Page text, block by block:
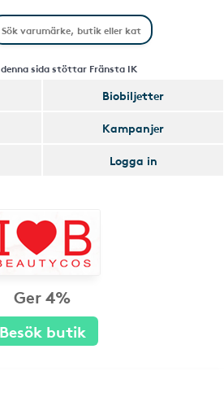
denna sida stöttar Fränsta IK
Biobiljetter
Kampanjer
Logga in
Ger 4%
Besök butik